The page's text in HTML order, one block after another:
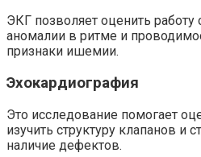
ЭКГ позволяет оценить работу
аномалии в ритме и
признаки ишемии.
Эхокардиография
Это исследование помогает
изучить структуру клапанов и
наличие дефектов.